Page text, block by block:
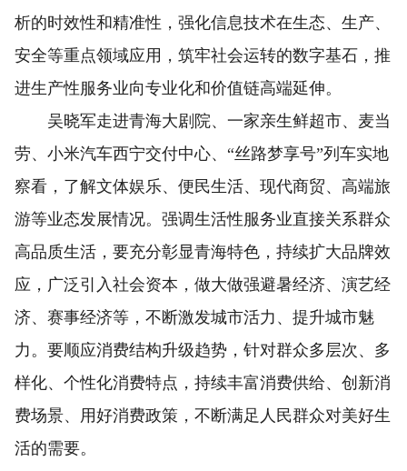
析的时效性和精准性，强化信息技术在生态、生产、
安全等重点领域应用，筑牢社会运转的数字基石，推
进生产性服务业向专业化和价值链高端延伸。
吴晓军走进青海大剧院、一家亲生鲜超市、麦当
劳、小米汽车西宁交付中心、“丝路梦享号”列车实地
察看，了解文体娱乐、便民生活、现代商贸、高端旅
游等业态发展情况。强调生活性服务业直接关系群众
高品质生活，要充分彰显青海特色，持续扩大品牌效
应，广泛引入社会资本，做大做强避暑经济、演艺经
济、赛事经济等，不断激发城市活力、提升城市魅
力。要顺应消费结构升级趋势，针对群众多层次、多
样化、个性化消费特点，持续丰富消费供给、创新消
费场景、用好消费政策，不断满足人民群众对美好生
活的需要。